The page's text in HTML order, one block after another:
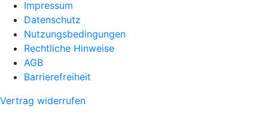
Impressum
Datenschutz
Nutzungsbedingungen
Rechtliche Hinweise
AGB
Barrierefreiheit
Vertrag widerrufen